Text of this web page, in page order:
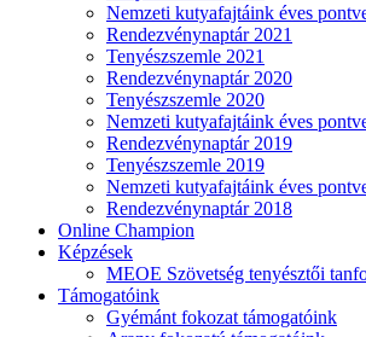
Nemzeti kutyafajtáink éves
Rendezvénynaptár 2021
Tenyészszemle 2021
Rendezvénynaptár 2020
Tenyészszemle 2020
Nemzeti kutyafajtáink éves
Rendezvénynaptár 2019
Tenyészszemle 2019
Nemzeti kutyafajtáink éves
Rendezvénynaptár 2018
Online Champion
Képzések
MEOE Szövetség tenyésztői
Támogatóink
Gyémánt fokozat támogatóink